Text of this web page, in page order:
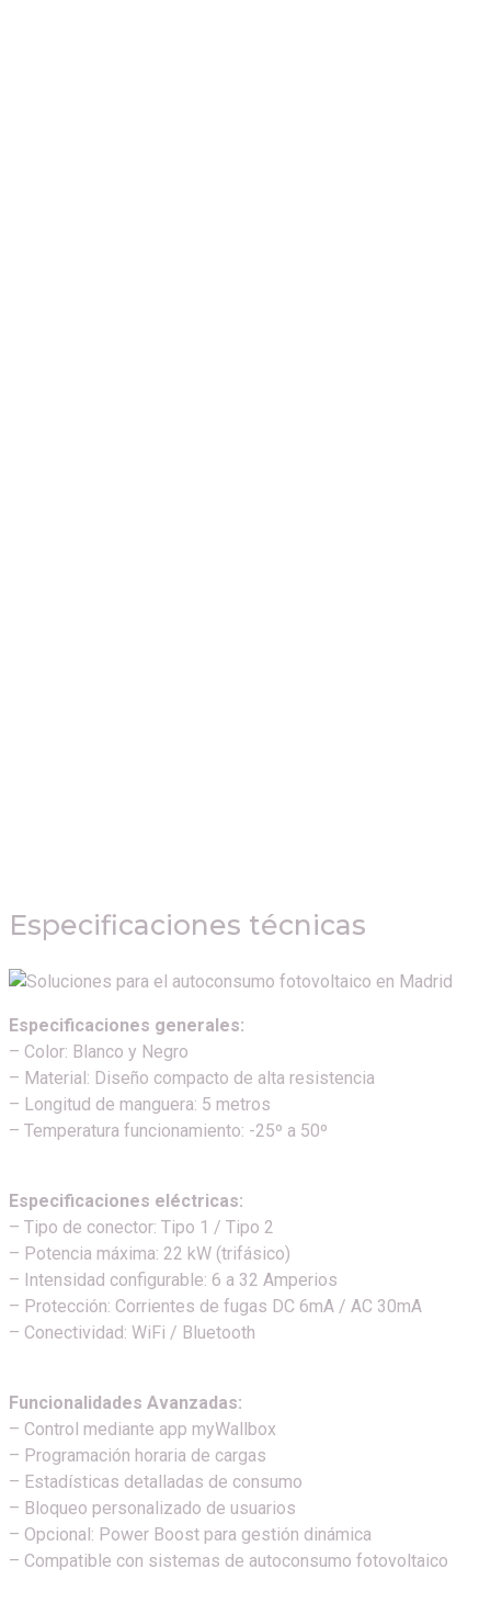
Especificaciones técnicas
Especificaciones generales:
– Color: Blanco y Negro
– Material: Diseño compacto de alta resistencia
– Longitud de manguera: 5 metros
– Temperatura funcionamiento: -25º a 50º
Especificaciones eléctricas:
– Tipo de conector: Tipo 1 / Tipo 2
– Potencia máxima: 22 kW (trifásico)
– Intensidad configurable: 6 a 32 Amperios
– Protección: Corrientes de fugas DC 6mA / AC 30mA
– Conectividad: WiFi / Bluetooth
Funcionalidades Avanzadas:
– Control mediante app myWallbox
– Programación horaria de cargas
– Estadísticas detalladas de consumo
– Bloqueo personalizado de usuarios
– Opcional: Power Boost para gestión dinámica
– Compatible con sistemas de autoconsumo fotovoltaico